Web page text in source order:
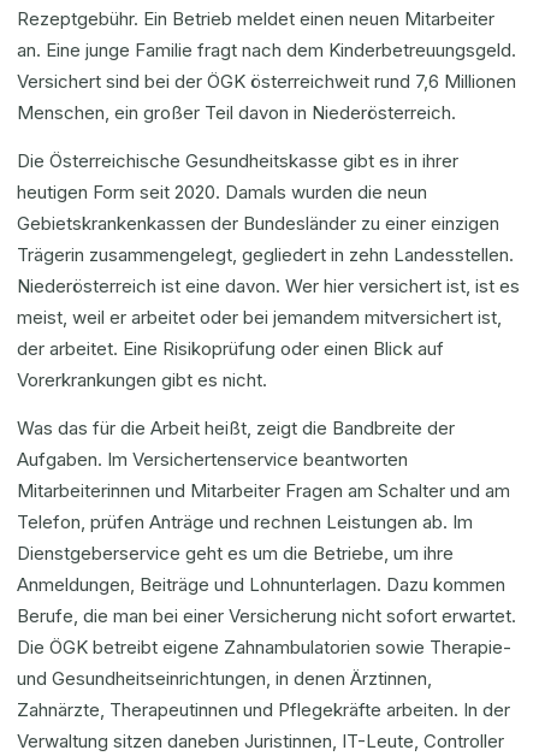
Rezeptgebühr. Ein Betrieb meldet einen neuen Mitarbeiter
an. Eine junge Familie fragt nach dem Kinderbetreuungsgeld.
Versichert sind bei der ÖGK österreichweit rund 7,6 Millionen
Menschen, ein großer Teil davon in Niederösterreich.
Die Österreichische Gesundheitskasse gibt es in ihrer
heutigen Form seit 2020. Damals wurden die neun
Gebietskrankenkassen der Bundesländer zu einer einzigen
Trägerin zusammengelegt, gegliedert in zehn Landesstellen.
Niederösterreich ist eine davon. Wer hier versichert ist, ist es
meist, weil er arbeitet oder bei jemandem mitversichert ist,
der arbeitet. Eine Risikoprüfung oder einen Blick auf
Vorerkrankungen gibt es nicht.
Was das für die Arbeit heißt, zeigt die Bandbreite der
Aufgaben. Im Versichertenservice beantworten
Mitarbeiterinnen und Mitarbeiter Fragen am Schalter und am
Telefon, prüfen Anträge und rechnen Leistungen ab. Im
Dienstgeberservice geht es um die Betriebe, um ihre
Anmeldungen, Beiträge und Lohnunterlagen. Dazu kommen
Berufe, die man bei einer Versicherung nicht sofort erwartet.
Die ÖGK betreibt eigene Zahnambulatorien sowie Therapie-
und Gesundheitseinrichtungen, in denen Ärztinnen,
Zahnärzte, Therapeutinnen und Pflegekräfte arbeiten. In der
Verwaltung sitzen daneben Juristinnen, IT-Leute, Controller